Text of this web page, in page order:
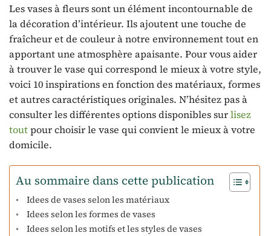
Les vases à fleurs sont un élément incontournable de
la décoration d’intérieur. Ils ajoutent une touche de
fraîcheur et de couleur à notre environnement tout en
apportant une atmosphère apaisante. Pour vous aider
à trouver le vase qui correspond le mieux à votre style,
voici 10 inspirations en fonction des matériaux, formes
et autres caractéristiques originales. N’hésitez pas à
consulter les différentes options disponibles surlisez
toutpour choisir le vase qui convient le mieux à votre
domicile.
Au sommaire dans cette publication
Idees de vases selon les matériaux
Idees selon les formes de vases
Idees selon les motifs et les styles de vases